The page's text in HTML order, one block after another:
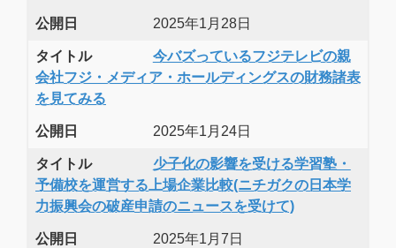
公開日 2025年1月28日
タイトル
今バズっているフジテレビの親
会社フジ・メディア・ホールディングスの財務諸表
を見てみる
公開日 2025年1月24日
タイトル
少子化の影響を受ける学習塾・
予備校を運営する上場企業比較(ニチガクの日本学
力振興会の破産申請のニュースを受けて)
公開日 2025年1月7日